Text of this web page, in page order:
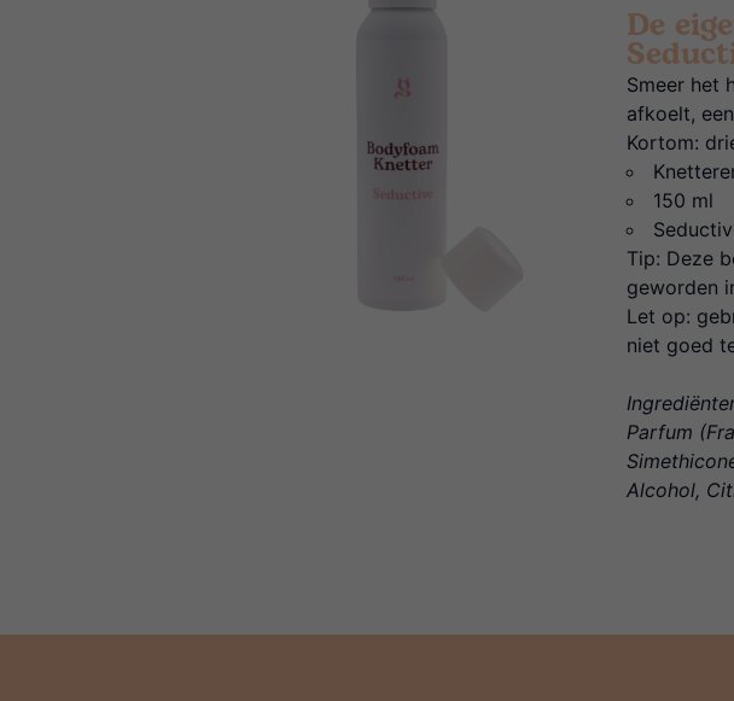
De
Smeer het
afkoelt,
Kortom:
150 ml
Tip: Deze
geworden
Let op:
niet goed
Parfum
Alcohol,